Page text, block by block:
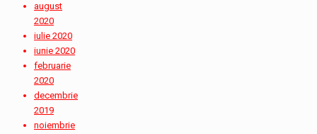
august
2020
iulie 2020
iunie 2020
februarie
2020
decembrie
2019
noiembrie